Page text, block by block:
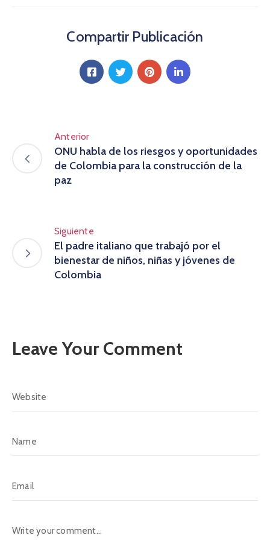
Compartir Publicación
Anterior
ONU habla de los riesgos y oportunidades
de Colombia para la construcción de la
paz
Siguiente
El padre italiano que trabajó por el
bienestar de niños, niñas y jóvenes de
Colombia
Leave Your Comment